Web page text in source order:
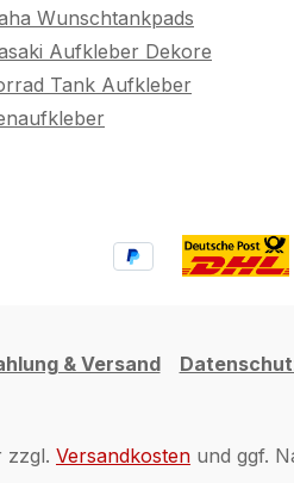
Wunschtankpads
Aufkleber Dekore
Tank Aufkleber
& Versand
zzgl. Versandkosten und ggf.